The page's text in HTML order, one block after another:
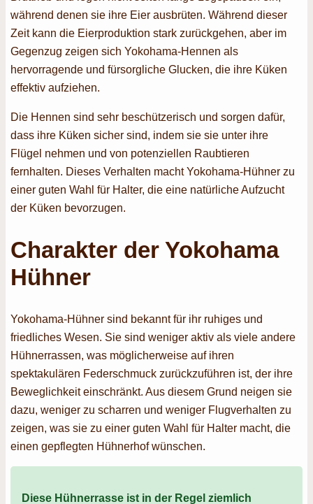
während denen sie ihre Eier ausbrüten. Während dieser
Zeit kann die Eierproduktion stark zurückgehen, aber im
Gegenzug zeigen sich Yokohama-Hennen als
hervorragende und fürsorgliche Glucken, die ihre Küken
effektiv aufziehen.
Die Hennen sind sehr beschützerisch und sorgen dafür,
dass ihre Küken sicher sind, indem sie sie unter ihre
Flügel nehmen und von potenziellen Raubtieren
fernhalten. Dieses Verhalten macht Yokohama-Hühner zu
einer guten Wahl für Halter, die eine natürliche Aufzucht
der Küken bevorzugen.
Charakter der Yokohama
Hühner
Yokohama-Hühner sind bekannt für ihr ruhiges und
friedliches Wesen. Sie sind weniger aktiv als viele andere
Hühnerrassen, was möglicherweise auf ihren
spektakulären Federschmuck zurückzuführen ist, der ihre
Beweglichkeit einschränkt. Aus diesem Grund neigen sie
dazu, weniger zu scharren und weniger Flugverhalten zu
zeigen, was sie zu einer guten Wahl für Halter macht, die
einen gepflegten Hühnerhof wünschen.
Diese Hühnerrasse ist in der Regel ziemlich